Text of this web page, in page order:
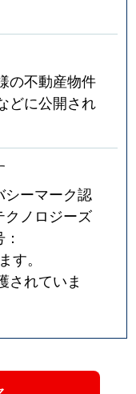
の不動産物件
どに公開され
シーマーク認
クノロジーズ
す。
されていま